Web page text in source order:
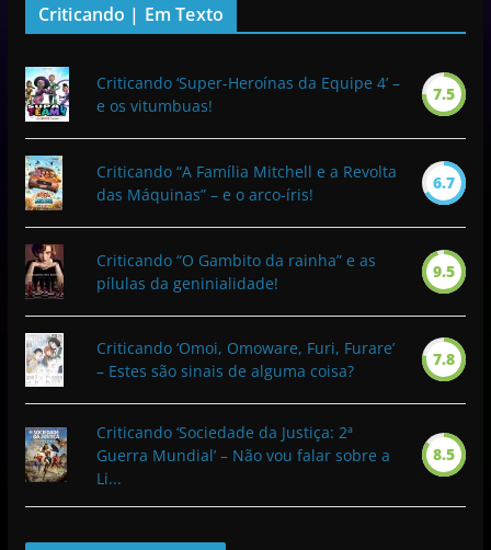
Criticando | Em Texto
Criticando ‘Super-Heroínas da Equipe 4’ –
e os vitumbuas!
7.5
Criticando “A Família Mitchell e a Revolta
das Máquinas” – e o arco-íris!
6.7
Criticando “O Gambito da rainha” e as
pílulas da geninialidade!
9.5
Criticando ‘Omoi, Omoware, Furi, Furare’
– Estes são sinais de alguma coisa?
7.8
Criticando ‘Sociedade da Justiça: 2ª
Guerra Mundial’ – Não vou falar sobre a
Li...
8.5